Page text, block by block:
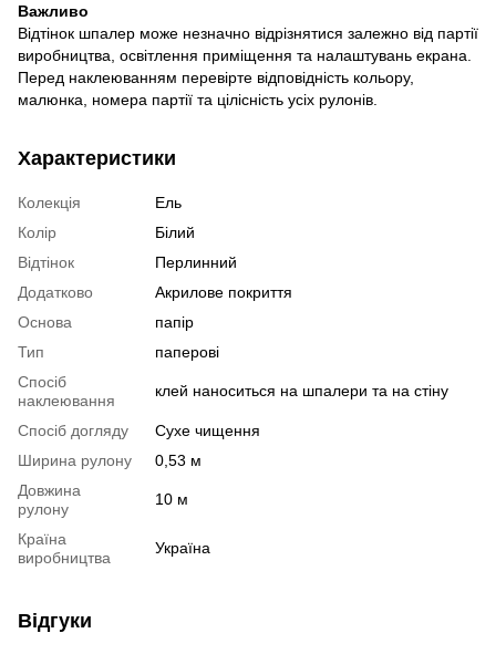
Важливо
Відтінок шпалер може незначно відрізнятися залежно від партії
виробництва, освітлення приміщення та налаштувань екрана.
Перед наклеюванням перевірте відповідність кольору,
малюнка, номера партії та цілісність усіх рулонів.
Характеристики
Колекція
Ель
Колір
Білий
Відтінок
Перлинний
Додатково
Акрилове покриття
Основа
папір
Тип
паперові
Спосіб
наклеювання
клей наноситься на шпалери та на стіну
Спосіб догляду
Cухе чищення
Ширина рулону
0,53 м
Довжина
рулону
10 м
Країна
виробництва
Україна
Відгуки